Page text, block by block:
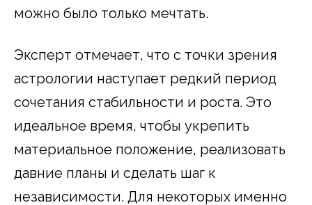
можно было только мечтать.
Эксперт отмечает, что с точки зрения
астрологии наступает редкий период
сочетания стабильности и роста. Это
идеальное время, чтобы укрепить
материальное положение, реализовать
давние планы и сделать шаг к
независимости. Для некоторых именно